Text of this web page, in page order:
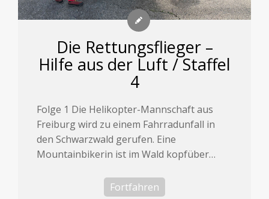
Die Rettungsflieger –
Hilfe aus der Luft / Staffel
4
Folge 1 Die Helikopter-Mannschaft aus
Freiburg wird zu einem Fahrradunfall in
den Schwarzwald gerufen. Eine
Mountainbikerin ist im Wald kopfüber…
Fortfahren